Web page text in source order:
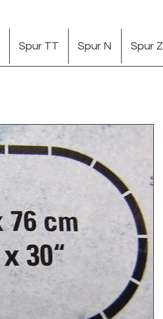
Spur TT Spur N Spur Z